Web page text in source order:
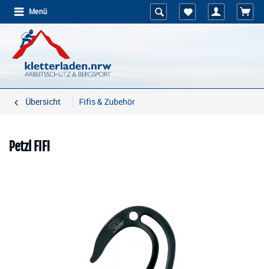
Menü
Übersicht Fifis & Zubehör
Petzl FIFI